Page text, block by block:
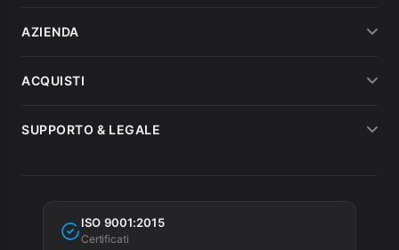
AZIENDA
Chi siamo
Noleggio
ACQUISTI
Metodi di pagamento
Agevolazioni fiscali
SUPPORTO & LEGALE
Privacy Policy
ISO 9001:2015
Certificati